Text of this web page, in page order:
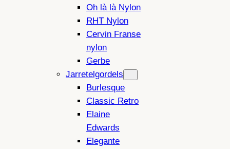
Oh là là Nylon
RHT Nylon
Cervin Franse
nylon
Gerbe
Jarretelgordels
Burlesque
Classic Retro
Elaine
Edwards
Elegante